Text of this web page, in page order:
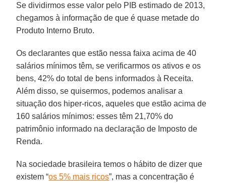
Se dividirmos esse valor pelo PIB estimado de 2013,
chegamos à informação de que é quase metade do
Produto Interno Bruto.
Os declarantes que estão nessa faixa acima de 40
salários mínimos têm, se verificarmos os ativos e os
bens, 42% do total de bens informados à Receita.
Além disso, se quisermos, podemos analisar a
situação dos hiper-ricos, aqueles que estão acima de
160 salários mínimos: esses têm 21,70% do
patrimônio informado na declaração de Imposto de
Renda.
Na sociedade brasileira temos o hábito de dizer que
existem “os 5% mais ricos”, mas a concentração é